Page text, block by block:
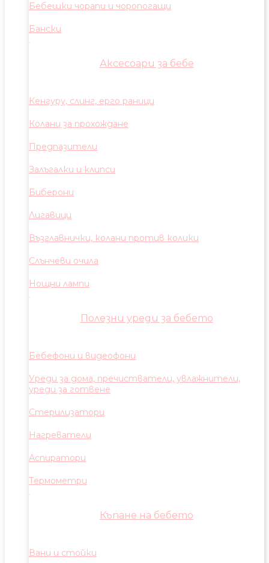
Бебешки чорапи и чоропогащи
Бански
Аксесоари за бебе
Кенгуру, слинг, ерго раници
Колани за прохождане
Предпазители
Залъгалки и клипси
Биберони
Лигавици
Възглавнички, колани против колики
Слънчеви очила
Нощни лампи
Полезни уреди за бебето
Бебефони и видеофони
Уреди за дома, пречистватели, увлажнители,
уреди за готвене
Стерилизатори
Нагреватели
Аспиратори
Термометри
Къпане на бебето
Вани и стойки